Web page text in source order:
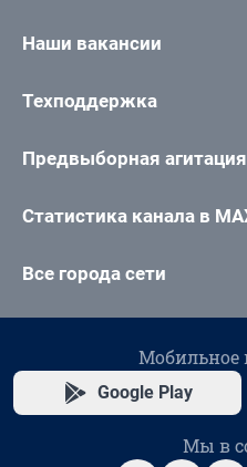
Наши вакансии
Техподдержка
Предвыборная агитация
Статистика канала в
Все города сети
Мобильное
Google Play
Мы в